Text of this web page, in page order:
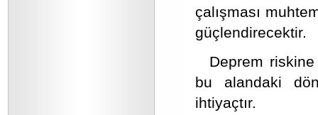
çalışması
güçlendirecektir.
Deprem
bu alandaki
ihtiyaçtır.